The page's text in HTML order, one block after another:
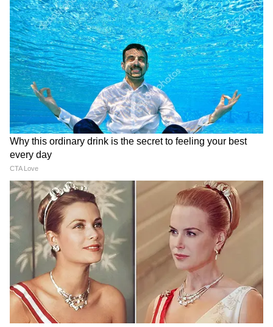
Image Credit :Pinterest
১ জুন থেকে কী পরিবর্তন হবে? (জুনের নিয়ম
পরিবর্তন)
এর স্পষ্ট অর্থ হলো, শুধু সোলার প্যানেলটিই নয়,
এর ভেতরে স্থাপিত সোলার সেলগুলোও সরকার-
অনুমোদিত কোম্পানির হতে হবে। উল্লেখ্য যে, আজ,
সোমবার, ১লা জুন, ২০২৬ থেকে, সরকারি প্রকল্পের
অধীনে শুধুমাত্র ALMM তালিকায় অন্তর্ভুক্ত
কোম্পানিগুলির সোলার প্যানেল এবং সোলার সেল
স্থাপন করার অনুমতি দেওয়া হবে।